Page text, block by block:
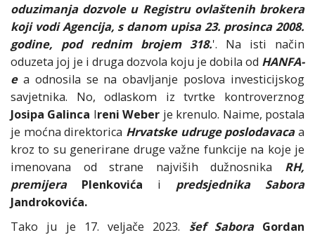
oduzimanja dozvole u Registru ovlaštenih brokera
koji vodi Agencija, s danom upisa 23. prosinca 2008.
godine, pod rednim brojem 318.'. Na isti način
oduzeta joj je i druga dozvola koju je dobila od HANFA-
ea odnosila se na obavljanje poslova investicijskog
savjetnika. No, odlaskom iz tvrtke kontroverznog
Josipa Galinca Ireni Weber je krenulo. Naime, postala
je moćna direktorica Hrvatske udruge poslodavacaa
kroz to su generirane druge važne funkcije na koje je
imenovana od strane najviših dužnosnika RH,
premijera
Plenkovića i predsjednika
Sabora
Jandrokovića.
Tako ju je 17. veljače 2023. šef Sabora
Gordan